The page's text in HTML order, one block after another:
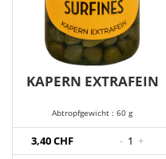
KAPERN EXTRAFEIN
Abtropfgewicht : 60 g
3,40 CHF - 1 +